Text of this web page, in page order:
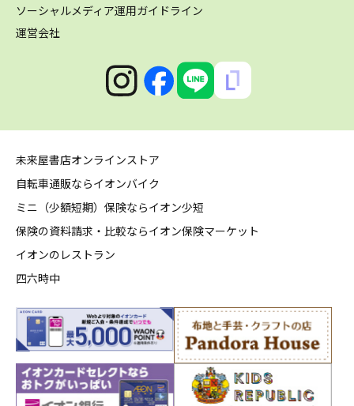
ソーシャルメディア運用ガイドライン
運営会社
未来屋書店オンラインストア
自転車通販ならイオンバイク
ミニ（少額短期）保険ならイオン少短
保険の資料請求・比較ならイオン保険マーケット
イオンのレストラン
四六時中